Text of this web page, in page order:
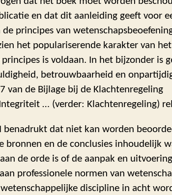
en dat dit aanleiding geeft voor
principes van
het populariserende karakter van
is voldaan. In het bijzonder is
betrouwbaarheid en
van de Bijlage bij de Klachtenregeling
… (verder: Klachtenregeling)
benadrukt dat niet kan worden
bronnen en de conclusies inhoudelijk
de orde is of de aanpak en
professionele normen van
discipline in acht